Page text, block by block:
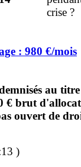
: 980 €/mois
au
€ brut
ouvert de
)